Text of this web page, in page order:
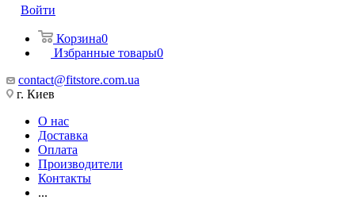
Войти
Корзина0
Избранные товары0
contact@fitstore.com.ua
г. Киев
О нас
Доставка
Оплата
Производители
Контакты
...